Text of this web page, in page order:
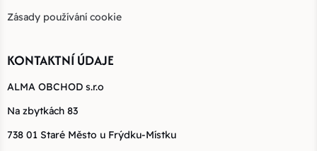
Zásady používání cookie
KONTAKTNÍ ÚDAJE
ALMA OBCHOD s.r.o
Na zbytkách 83
738 01 Staré Město u Frýdku-Místku